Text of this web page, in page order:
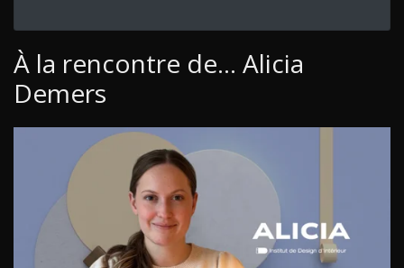
À la rencontre de... Alicia
Demers